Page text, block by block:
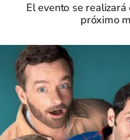
El evento se
próximo